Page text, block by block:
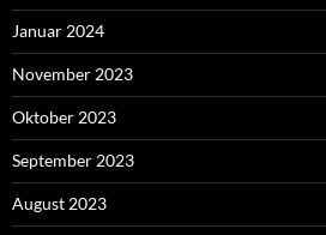
Januar 2024
November 2023
Oktober 2023
September 2023
August 2023